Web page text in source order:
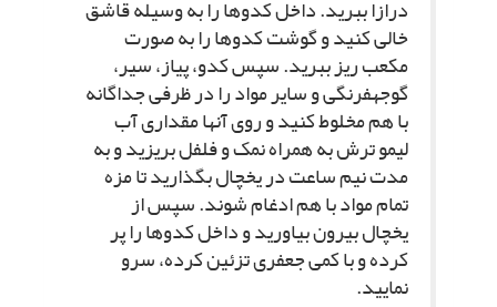
درازا ببرید. داخل کدوها را به وسیله قاشق
خالى کنید و گوشت کدوها را به صورت
مکعب ریز ببرید. سپس کدو، پیاز، سیر،
گوجه‏فرنگى و سایر مواد را در ظرفى جداگانه
با هم مخلوط کنید و روى آنها مقدارى آب
لیمو ترش به همراه نمک و فلفل بریزید و به
مدت نیم ساعت در یخچال بگذارید تا مزه
تمام مواد با هم ادغام شوند. سپس از
یخچال بیرون بیاورید و داخل کدوها را پر
کرده و با کمى جعفرى تزئین کرده، سرو
نمایید.